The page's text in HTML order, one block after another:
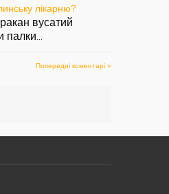
лікарню?
вусатий
палки
Попередні коментарі »